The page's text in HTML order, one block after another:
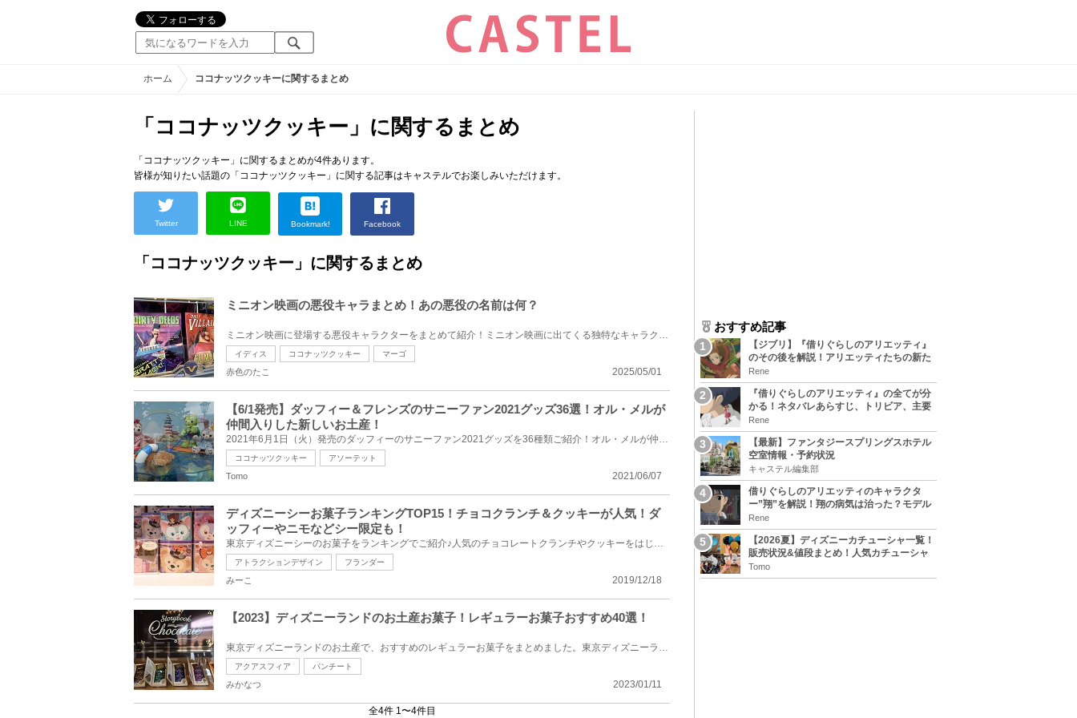
ホーム ココナッツクッキーに関するまとめ
「ココナッツクッキー」に関するまとめ
「ココナッツクッキー」に関するまとめが4件あります。
皆様が知りたい話題の「ココナッツクッキー」に関する記事はキャステルでお楽しみいただけます。
Twitter LINE Bookmark! Facebook
「ココナッツクッキー」に関するまとめ
ミニオン映画の悪役キャラまとめ！あの悪役の名前は何？
ミニオン映画に登場する悪役キャラクターをまとめて紹介！ミニオン映画に出てくる独特なキャラクターは...
イディス ココナッツクッキー マーゴ
2025/05/01
赤色のたこ
【6/1発売】ダッフィー＆フレンズのサニーファン2021グッズ36選！オル・メルが
仲間入りした新しいお土産！
2021年6月1日（火）発売のダッフィーのサニーファン2021グッズを36種類ご紹介！オル・メルが仲間入りし...
ココナッツクッキー アソーテット
2021/06/07
Tomo
ディズニーシーお菓子ランキングTOP15！チョコクランチ＆クッキーが人気！ダ
ッフィーやニモなどシー限定も！
東京ディズニーシーのお菓子をランキングでご紹介♪人気のチョコレートクランチやクッキーをはじめ、フィ...
アトラクションデザイン フランダー
2019/12/18
みーこ
【2023】ディズニーランドのお土産お菓子！レギュラーお菓子おすすめ40選！
東京ディズニーランドのお土産で、おすすめのレギュラーお菓子をまとめました。東京ディズニーランドの...
アクアスフィア パンチート
2023/01/11
みかなつ
全4件 1〜4件目
おすすめ記事
【ジブリ】『借りぐらしのアリエッティ』
のその後を解説！アリエッティたちの新た
な住処は？翔の病気は治る？
Rene
『借りぐらしのアリエッティ』の全てが分
かる！ネタバレあらすじ、トリビア、主要
キャラまとめ！
Rene
【最新】ファンタジースプリングスホテル
空室情報・予約状況
キャステル編集部
借りぐらしのアリエッティのキャラクタ
ー”翔”を解説！翔の病気は治った？モデル
は誰？
Rene
【2026夏】ディズニーカチューシャ一覧！
販売状況&値段まとめ！人気カチューシャ
をチェック
Tomo